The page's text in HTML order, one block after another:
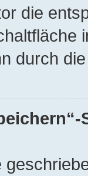
die
durch